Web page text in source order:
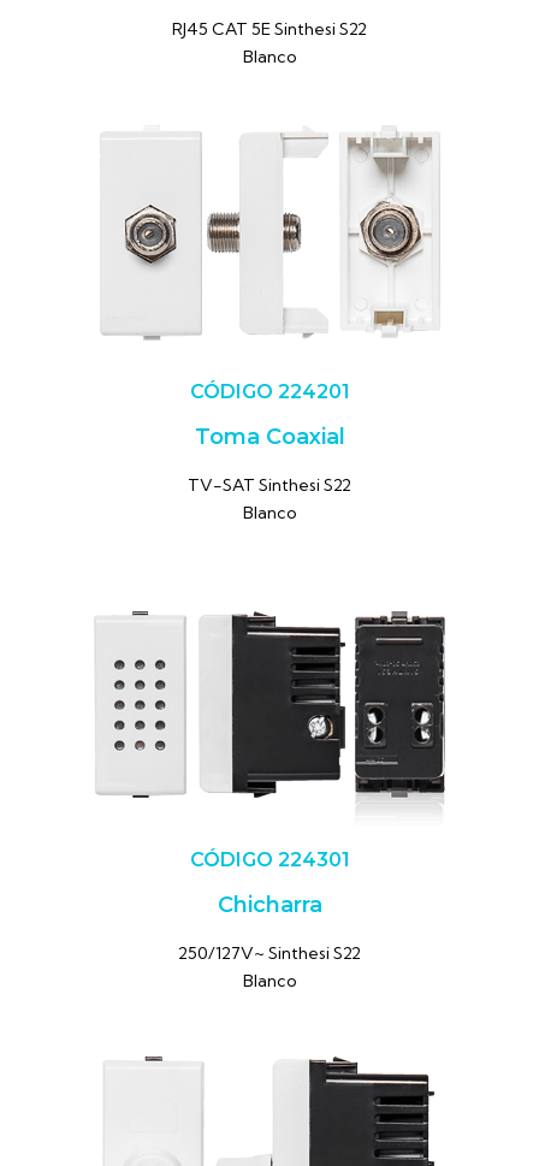
RJ45 CAT 5E Sinthesi S22
Blanco
CÓDIGO 224201
Toma Coaxial
TV-SAT Sinthesi S22
Blanco
CÓDIGO 224301
Chicharra
250/127V~ Sinthesi S22
Blanco